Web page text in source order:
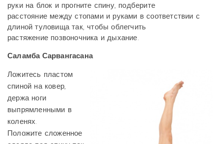
руки на блок и прогните спину, подберите
расстояние между стопами и руками в соответствии с
длиной туловища так, чтобы облегчить
растяжение позвоночника и дыхание.
Саламба Сарвангасана
Ложитесь пластом
спиной на ковер,
держа ноги
выпрямленными в
коленях.
Положите сложенное